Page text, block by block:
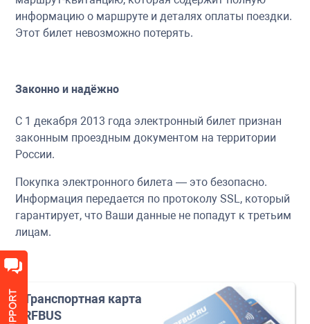
информацию о маршруте и деталях оплаты поездки.
Этот билет невозможно потерять.
Законно и надёжно
С 1 декабря 2013 года электронный билет признан
законным проездным документом на территории
России.
Покупка электронного билета — это безопасно.
Информация передается по протоколу SSL, который
гарантирует, что Ваши данные не попадут к третьим
лицам.
Транспортная карта
RFBUS